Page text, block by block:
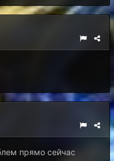
прямо сейчас